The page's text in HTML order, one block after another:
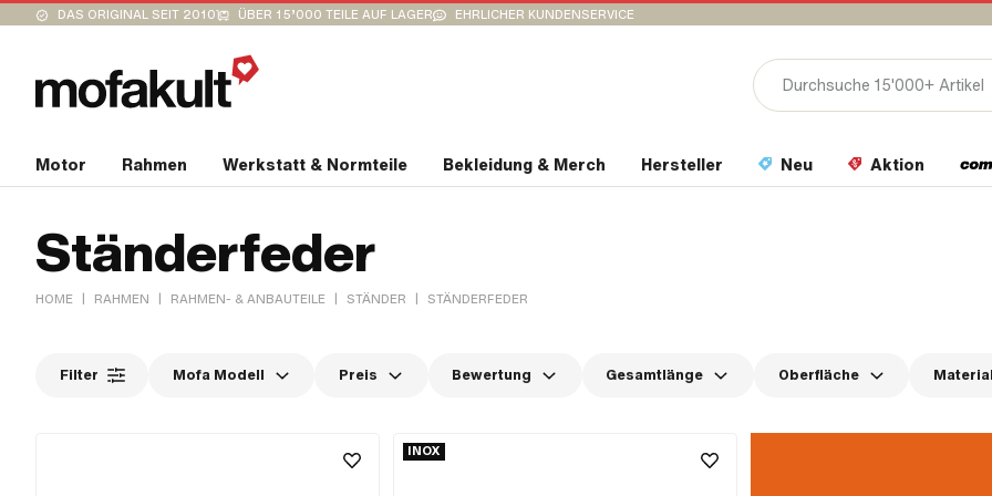
DAS ORIGINAL SEIT 2010 ÜBER 15’000 TEILE AUF LAGER EHRLICHER KUNDENSERVICE
Motor Rahmen Werkstatt & Normteile Bekleidung & Merch Hersteller Neu Aktion
Ständerfeder
HOME | RAHMEN | RAHMEN- & ANBAUTEILE | STÄNDER | STÄNDERFEDER
Filter Mofa Modell Preis Bewertung Gesamtlänge Oberfläche
INOX